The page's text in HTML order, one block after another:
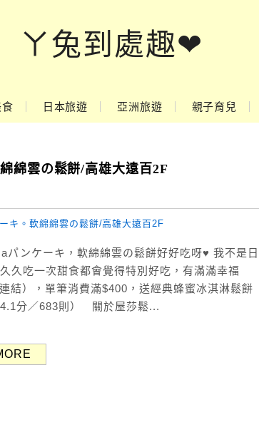
ㄚ兔到處趣❤
日本旅遊 亞洲旅遊 親子育兒
綿雲の鬆餅/高雄大遠百2F
ンケーキ，軟綿綿雲の鬆餅好好吃呀♥ 我不是日
久吃一次甜食都會覺得特別好吃，有滿滿幸福
結），單筆消費滿$400，送經典蜂蜜冰淇淋鬆餅
分／683則） 關於屋莎鬆...